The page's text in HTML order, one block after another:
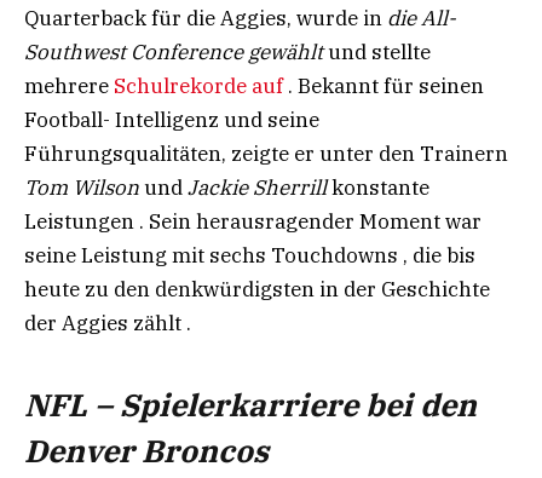
Quarterback für die Aggies, wurde in die All-
Southwest Conference gewähltund stellte
mehrere Schulrekorde auf. Bekannt für seinen
Football- Intelligenz und seine
Führungsqualitäten, zeigte er unter den Trainern
Tom WilsonundJackie Sherrillkonstante
Leistungen . Sein herausragender Moment war
seine Leistung mit sechs Touchdowns , die bis
heute zu den denkwürdigsten in der Geschichte
der Aggies zählt .
NFL – Spielerkarriere bei den
Denver Broncos